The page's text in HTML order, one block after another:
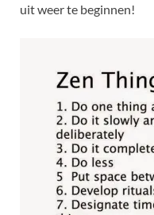
uit weer te beginnen!